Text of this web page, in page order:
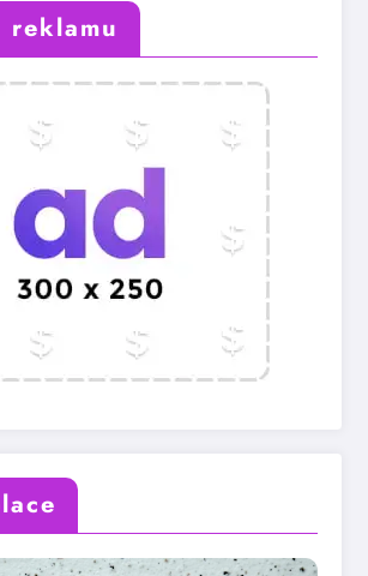
reklamu